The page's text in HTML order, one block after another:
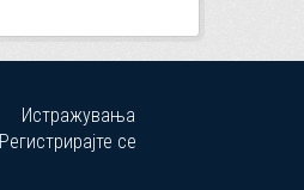
Истражувања
Регистрирајте се